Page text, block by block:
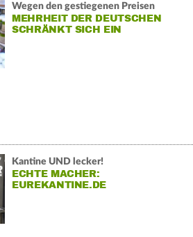
Wegen den gestiegenen Preisen
MEHRHEIT DER DEUTSCHEN
SCHRÄNKT SICH EIN
Kantine UND lecker!
ECHTE MACHER:
EUREKANTINE.DE